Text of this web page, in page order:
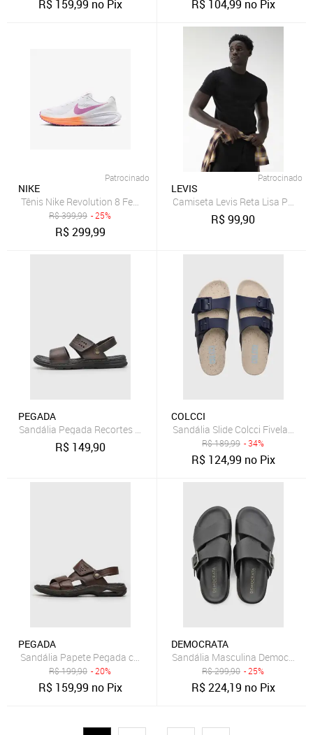
R$ 159,99 no Pix R$ 104,99 no Pix
Patrocinado
NIKE
Tênis Nike Revolution 8 Feminino
R$399,99 - 25%
R$299,99
Patrocinado
LEVIS
Camiseta Levis Reta Lisa Preta
R$99,90
PEGADA
Sandália Pegada Recortes Café
R$ 149,90
COLCCI
Sandália Slide Colcci Fivelas
R$189,99 - 34%
R$ 124,99 no Pix
PEGADA
Sandália Papete Pegada com Fita Dupla Aderente Marrom
R$199,90 - 20%
R$ 159,99 no Pix
DEMOCRATA
Sandália Masculina Democrata
R$299,90 - 25%
R$224,19 no Pix